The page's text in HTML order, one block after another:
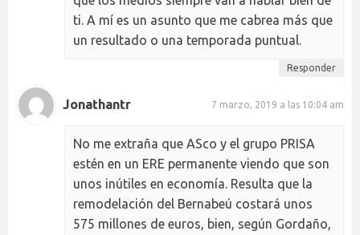
ti. A mí es un asunto que me cabrea más que
un resultado o una temporada puntual.
Responder
Jonathantr 7 marzo, 2019 a las 10:04 am
No me extraña que ASco y el grupo PRISA
estén en un ERE permanente viendo que son
unos inútiles en economía. Resulta que la
remodelación del Bernabeú costará unos
575 millones de euros, bien, según Gordaño,